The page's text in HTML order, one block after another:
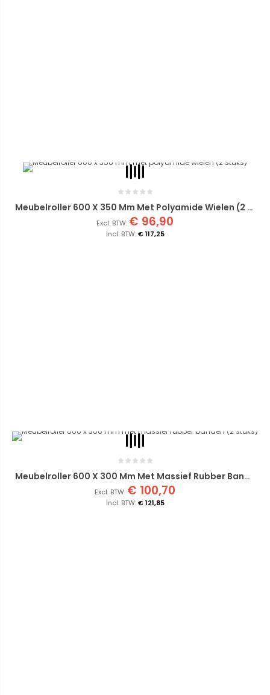
Meubelroller 600 X 350 Mm Met Polyamide Wielen (2 Stuks)
€ 117,25
€ 96,90
Meubelroller 600 X 300 Mm Met Massief Rubber Banden (2 Stuks)
€ 121,85
€ 100,70